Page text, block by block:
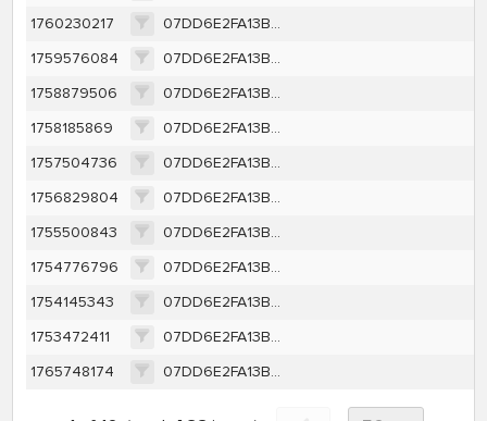
1760230217
07DD6E2FA13B811BA4CC53C718858676502DC0A4FA6524E7EFCC7E2A0AFADBA4
1759576084
07DD6E2FA13B811BA4CC53C718858676502DC0A4FA6524E7EFCC7E2A0AFADBA4
1758879506
07DD6E2FA13B811BA4CC53C718858676502DC0A4FA6524E7EFCC7E2A0AFADBA4
1758185869
07DD6E2FA13B811BA4CC53C718858676502DC0A4FA6524E7EFCC7E2A0AFADBA4
1757504736
07DD6E2FA13B811BA4CC53C718858676502DC0A4FA6524E7EFCC7E2A0AFADBA4
1756829804
07DD6E2FA13B811BA4CC53C718858676502DC0A4FA6524E7EFCC7E2A0AFADBA4
1755500843
07DD6E2FA13B811BA4CC53C718858676502DC0A4FA6524E7EFCC7E2A0AFADBA4
1754776796
07DD6E2FA13B811BA4CC53C718858676502DC0A4FA6524E7EFCC7E2A0AFADBA4
1754145343
07DD6E2FA13B811BA4CC53C718858676502DC0A4FA6524E7EFCC7E2A0AFADBA4
1753472411
07DD6E2FA13B811BA4CC53C718858676502DC0A4FA6524E7EFCC7E2A0AFADBA4
1765748174
07DD6E2FA13B811BA4CC53C718858676502DC0A4FA6524E7EFCC7E2A0AFADBA4